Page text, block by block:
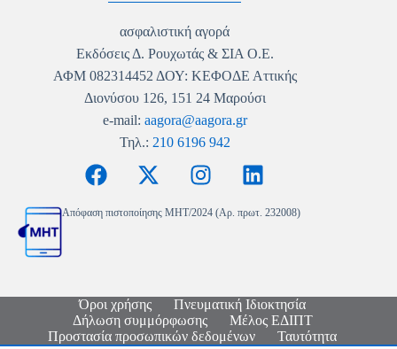
ασφαλιστική αγορά
Εκδόσεις Δ. Ρουχωτάς & ΣΙΑ Ο.Ε.
ΑΦΜ 082314452 ΔΟΥ: ΚΕΦΟΔΕ Αττικής
Διονύσου 126, 151 24 Μαρούσι
e-mail: aagora@aagora.gr
Τηλ.: 210 6196 942
Απόφαση πιστοποίησης MHT/2024 (Αρ. πρωτ. 232008)
Όροι χρήσης
Πνευματική Ιδιοκτησία
Δήλωση συμμόρφωσης
Μέλος ΕΔΙΠΤ
Προστασία προσωπικών δεδομένων
Ταυτότητα